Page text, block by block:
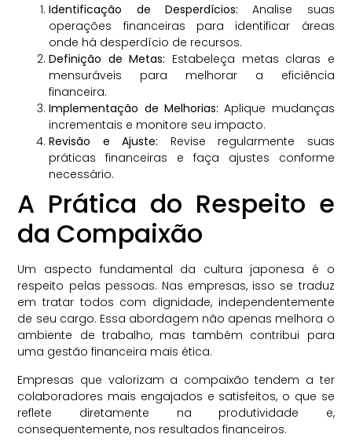
Identificação de Desperdícios: Analise suas
operações financeiras para identificar áreas
onde há desperdício de recursos.
Definição de Metas: Estabeleça metas claras e
mensuráveis para melhorar a eficiência
financeira.
Implementação de Melhorias: Aplique mudanças
incrementais e monitore seu impacto.
Revisão e Ajuste: Revise regularmente suas
práticas financeiras e faça ajustes conforme
necessário.
A Prática do Respeito e
da Compaixão
Um aspecto fundamental da cultura japonesa é o
respeito pelas pessoas. Nas empresas, isso se traduz
em tratar todos com dignidade, independentemente
de seu cargo. Essa abordagem não apenas melhora o
ambiente de trabalho, mas também contribui para
uma gestão financeira mais ética.
Empresas que valorizam a compaixão tendem a ter
colaboradores mais engajados e satisfeitos, o que se
reflete diretamente na produtividade e,
consequentemente, nos resultados financeiros.